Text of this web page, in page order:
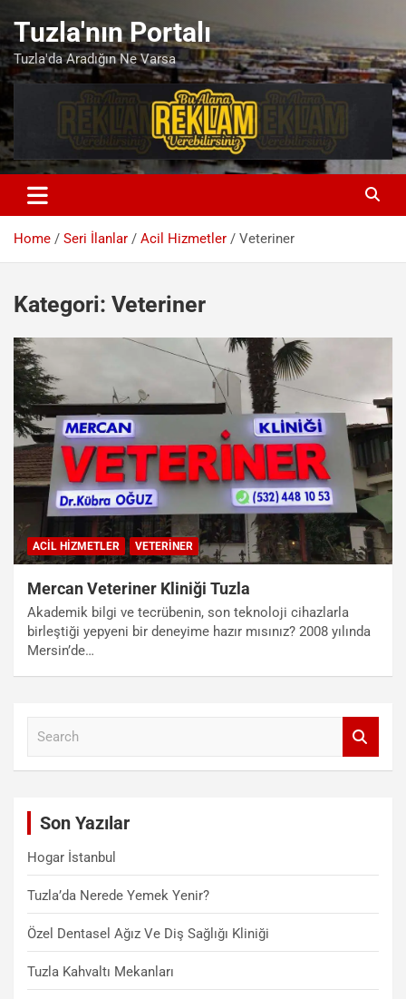
content
Tuzla'nın Portalı
Tuzla'da Aradığın Ne Varsa
Home Seri İlanlar Acil Hizmetler Veteriner
Kategori: Veteriner
ACIL HIZMETLER VETERINER
Mercan Veteriner Kliniği Tuzla
Akademik bilgi ve tecrübenin, son teknoloji cihazlarla
birleştiği yepyeni bir deneyime hazır mısınız? 2008 yılında
Mersin’de…
Son Yazılar
Hogar İstanbul
Tuzla’da Nerede Yemek Yenir?
Özel Dentasel Ağız Ve Diş Sağlığı Kliniği
Tuzla Kahvaltı Mekanları